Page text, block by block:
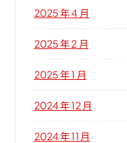
2025 年 4 月
2025 年 2 月
2025 年 1 月
2024 年 12 月
2024 年 11 月